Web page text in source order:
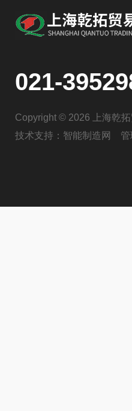
021-
Copyright © 2026 上海乾
技术支持： 智能制造网